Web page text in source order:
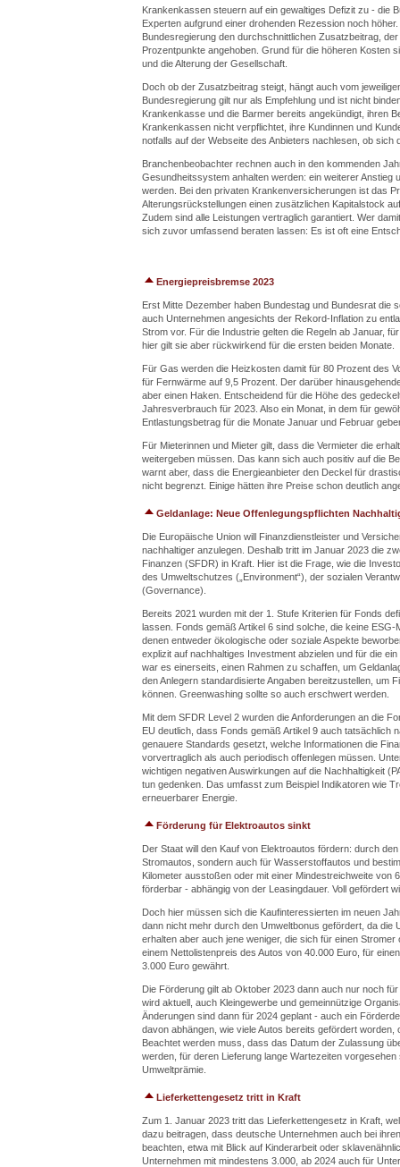
Krankenkassen steuern auf ein gewaltiges Defizit zu - die
Experten aufgrund einer drohenden Rezession noch
Bundesregierung den durchschnittlichen Zusatzbeitrag,
Prozentpunkte angehoben. Grund für die höheren Kosten
und die Alterung der Gesellschaft.
Doch ob der Zusatzbeitrag steigt, hängt auch vom
Bundesregierung gilt nur als Empfehlung und ist nicht
Krankenkasse und die Barmer bereits angekündigt, ihren
Krankenkassen nicht verpflichtet, ihre Kundinnen und
notfalls auf der Webseite des Anbieters nachlesen, ob sich
Branchenbeobachter rechnen auch in den kommenden
Gesundheitssystem anhalten werden: ein weiterer Anstieg
werden. Bei den privaten Krankenversicherungen ist das
Alterungsrückstellungen einen zusätzlichen Kapitalstock
Zudem sind alle Leistungen vertraglich garantiert. Wer
sich zuvor umfassend beraten lassen: Es ist oft eine
Energiepreisbremse 2023
Erst Mitte Dezember haben Bundestag und Bundesrat die
auch Unternehmen angesichts der Rekord-Inflation zu
Strom vor. Für die Industrie gelten die Regeln ab Januar,
hier gilt sie aber rückwirkend für die ersten beiden Monate.
Für Gas werden die Heizkosten damit für 80 Prozent des
für Fernwärme auf 9,5 Prozent. Der darüber
aber einen Haken. Entscheidend für die Höhe des
Jahresverbrauch für 2023. Also ein Monat, in dem für
Entlastungsbetrag für die Monate Januar und Februar
Für Mieterinnen und Mieter gilt, dass die Vermieter die
weitergeben müssen. Das kann sich auch positiv auf die
warnt aber, dass die Energieanbieter den Deckel für
nicht begrenzt. Einige hätten ihre Preise schon deutlich
Geldanlage: Neue Offenlegungspflichten
Die Europäische Union will Finanzdienstleister und
nachhaltiger anzulegen. Deshalb tritt im Januar 2023 die
Finanzen (SFDR) in Kraft. Hier ist die Frage, wie die
des Umweltschutzes („Environment“), der sozialen
(Governance).
Bereits 2021 wurden mit der 1. Stufe Kriterien für Fonds
lassen. Fonds gemäß Artikel 6 sind solche, die keine
denen entweder ökologische oder soziale Aspekte
explizit auf nachhaltiges Investment abzielen und für die
war es einerseits, einen Rahmen zu schaffen, um
den Anlegern standardisierte Angaben bereitzustellen,
können. Greenwashing sollte so auch erschwert werden.
Mit dem SFDR Level 2 wurden die Anforderungen an die
EU deutlich, dass Fonds gemäß Artikel 9 auch tatsächlich
genauere Standards gesetzt, welche Informationen die
vorvertraglich als auch periodisch offenlegen müssen.
wichtigen negativen Auswirkungen auf die Nachhaltigkeit
tun gedenken. Das umfasst zum Beispiel Indikatoren wie
erneuerbarer Energie.
Förderung für Elektroautos sinkt
Der Staat will den Kauf von Elektroautos fördern: durch
Stromautos, sondern auch für Wasserstoffautos und
Kilometer ausstoßen oder mit einer Mindestreichweite von
förderbar - abhängig von der Leasingdauer. Voll gefördert
Doch hier müssen sich die Kaufinteressierten im neuen
dann nicht mehr durch den Umweltbonus gefördert, da
erhalten aber auch jene weniger, die sich für einen
einem Nettolistenpreis des Autos von 40.000 Euro, für
3.000 Euro gewährt.
Die Förderung gilt ab Oktober 2023 dann auch nur noch
wird aktuell, auch Kleingewerbe und gemeinnützige
Änderungen sind dann für 2024 geplant - auch ein
davon abhängen, wie viele Autos bereits gefördert
Beachtet werden muss, dass das Datum der Zulassung
werden, für deren Lieferung lange Wartezeiten
Umweltprämie.
Lieferkettengesetz tritt in Kraft
Zum 1. Januar 2023 tritt das Lieferkettengesetz in Kraft,
dazu beitragen, dass deutsche Unternehmen auch bei
beachten, etwa mit Blick auf Kinderarbeit oder
Unternehmen mit mindestens 3.000, ab 2024 auch für